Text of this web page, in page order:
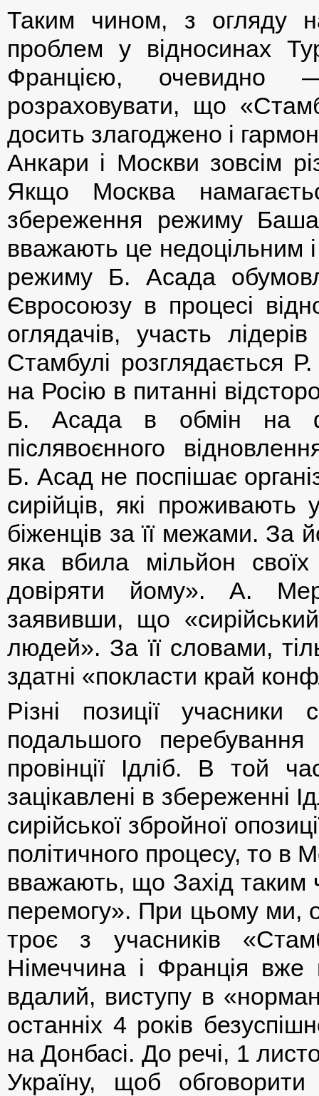
Таким чином, з огляду
проблем у відносинах
Францією, очевидно
розраховувати, що
досить злагоджено і
Анкари і Москви зовсім
Якщо Москва
збереження режиму
вважають це недоцільним
режиму Б. Асада
Євросоюзу в процесі
оглядачів, участь
Стамбулі розглядається
на Росію в питанні
Б. Асада в обмін на
післявоєнного
Б. Асад не поспішає
сирійців, які проживають
біженців за її межами.
яка вбила мільйон
довіряти йому». А.
заявивши, що
людей». За її словами,
здатні «покласти край
Різні позиції
подальшого перебування
провінції Ідліб. В той
зацікавлені в збереженні
сирійської збройної
політичного процесу, то в
вважають, що Захід таким
перемогу». При цьому ми,
троє з учасників
Німеччина і Франція
вдалий, виступу в
останніх 4 років
на Донбасі. До речі, 1
Україну, щоб